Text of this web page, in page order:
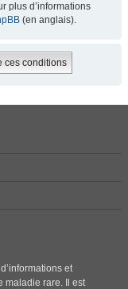
plus d’informations
(en anglais).
et
maladie rare. Il est